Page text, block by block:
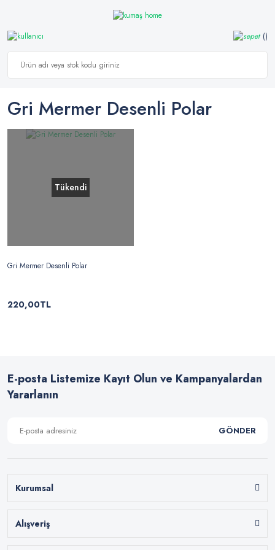
Gri Mermer Desenli Polar
Tükendi
Gri Mermer Desenli Polar
220,00TL
E-posta Listemize Kayıt Olun ve Kampanyalardan
Yararlanın
GÖNDER
Kurumsal
Alışveriş